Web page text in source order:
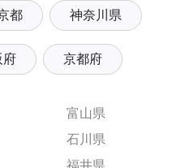
都 神奈川県
府 京都府
富山県
石川県